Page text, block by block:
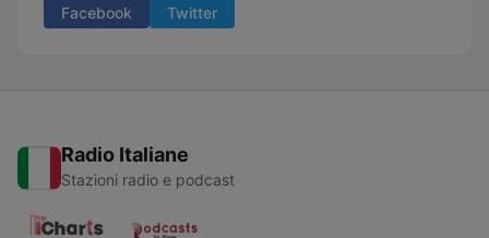
Facebook Twitter
Radio Italiane
Stazioni radio e podcast